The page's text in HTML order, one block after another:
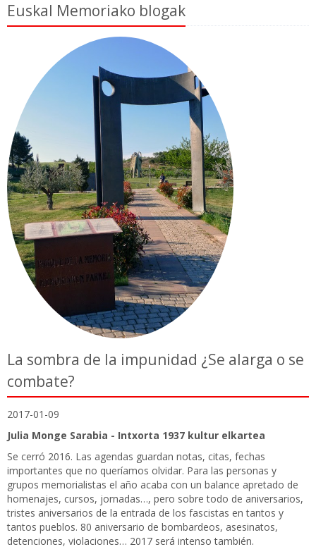
Euskal Memoriako blogak
La sombra de la impunidad ¿Se alarga o se
combate?
2017-01-09
Julia Monge Sarabia - Intxorta 1937 kultur elkartea
Se cerró 2016. Las agendas guardan notas, citas, fechas
importantes que no queríamos olvidar. Para las personas y
grupos memorialistas el año acaba con un balance apretado de
homenajes, cursos, jornadas…, pero sobre todo de aniversarios,
tristes aniversarios de la entrada de los fascistas en tantos y
tantos pueblos. 80 aniversario de bombardeos, asesinatos,
detenciones, violaciones… 2017 será intenso también.